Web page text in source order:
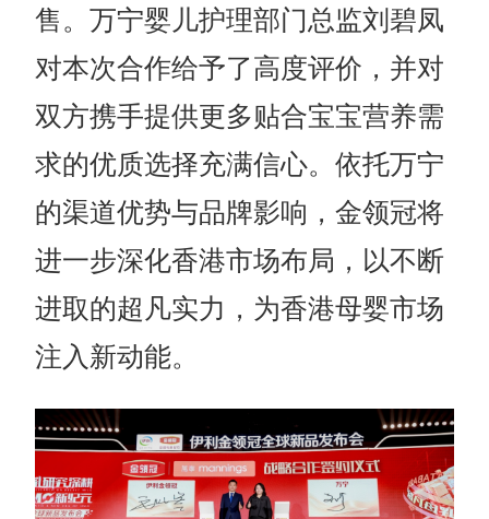
售。万宁婴儿护理部门总监刘碧凤
对本次合作给予了高度评价，并对
双方携手提供更多贴合宝宝营养需
求的优质选择充满信心。依托万宁
的渠道优势与品牌影响，金领冠将
进一步深化香港市场布局，以不断
进取的超凡实力，为香港母婴市场
注入新动能。